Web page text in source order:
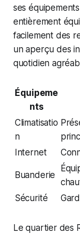
ses
entièrement
facilement des
un aperçu des
quotidien
Équipeme
nts
Climatisatio
n
Internet
Buanderie
Sécurité
Le quartier des